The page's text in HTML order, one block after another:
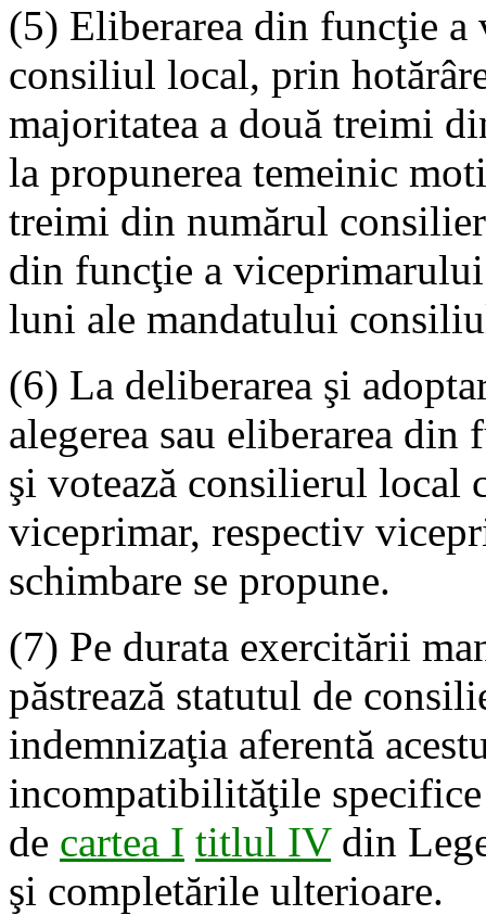
(5) Eliberarea din funcţie a
consiliul local, prin
majoritatea a două treimi
la propunerea temeinic
treimi din numărul
din funcţie a
luni ale mandatului
(6) La deliberarea şi
alegerea sau eliberarea
şi votează consilierul local
viceprimar, respectiv
schimbare se propune.
(7) Pe durata exercitării
păstrează statutul de
indemnizaţia aferentă
incompatibilităţile
de cartea I titlul IVdin
şi completările ulterioare.